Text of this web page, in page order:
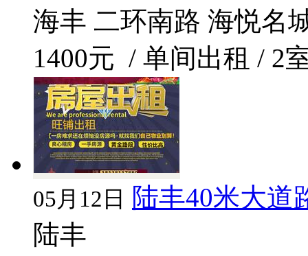
海丰 二环南路 海悦名
1400元 / 单间出租 / 2
05月12日
陆丰40米大道
陆丰